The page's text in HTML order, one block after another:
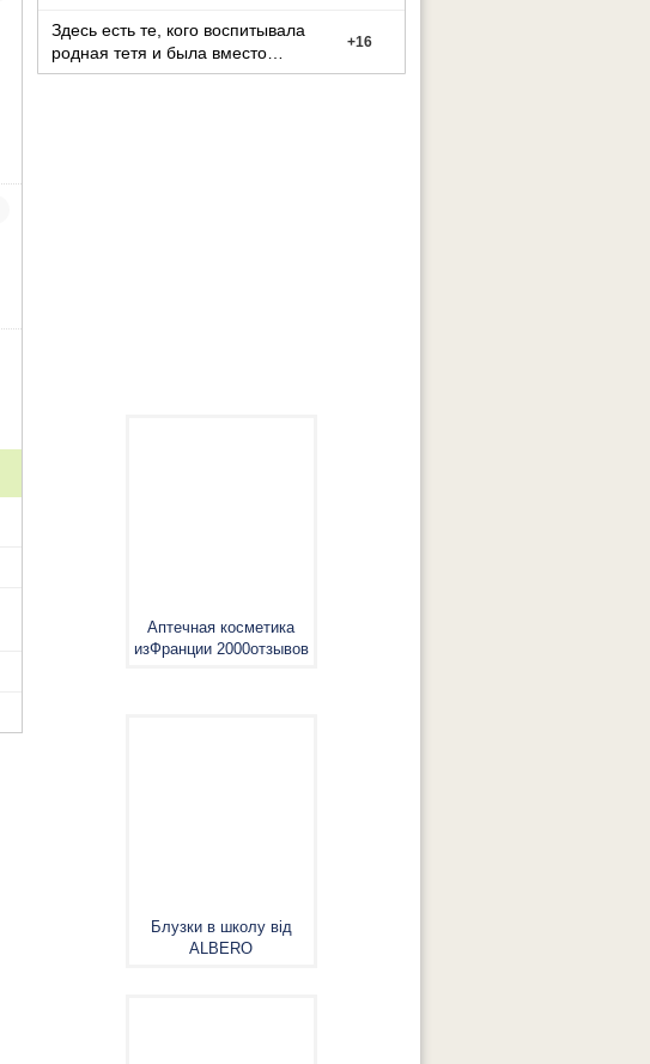
Здесь есть те, кого воспитывала
родная тетя и была вместо
мамы?
+16
Аптечная косметика
изФранции 2000отзывов
Блузки в школу від
ALBERO